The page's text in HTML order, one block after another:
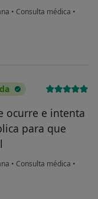
• Consulta médica •
ocurre e intenta
para que
• Consulta médica •